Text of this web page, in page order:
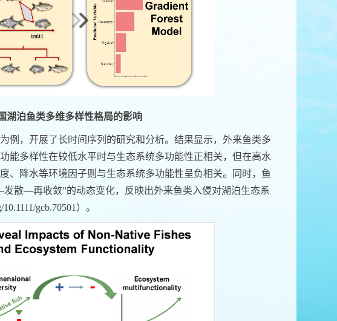
湖泊鱼类多维多样性格局的影响
例，开展了长时间序列的研究和分析。结果显示，外来鱼类多
能多样性在较低水平时与生态系统多功能性正相关，但在高水
、降水等环境因子则与生态系统多功能性呈负相关。同时，鱼
发散—再收敛”的动态变化，反映出外来鱼类入侵对湖泊生态系
gcb.70501 ）。